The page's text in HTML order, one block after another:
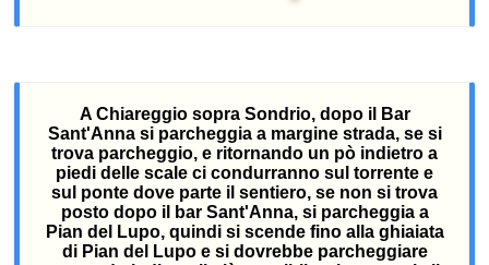
A Chiareggio sopra Sondrio, dopo il Bar
Sant'Anna si parcheggia a margine strada, se si
trova parcheggio, e ritornando un pò indietro a
piedi delle scale ci condurranno sul torrente e
sul ponte dove parte il sentiero, se non si trova
posto dopo il bar Sant'Anna, si parcheggia a
Pian del Lupo, quindi si scende fino alla ghiaiata
di Pian del Lupo e si dovrebbe parcheggiare